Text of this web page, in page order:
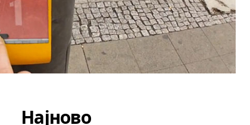
Најново